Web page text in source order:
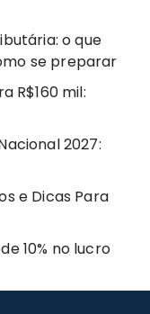
o que
se preparar
R$160 mil:
2027:
e Dicas Para
10% no lucro